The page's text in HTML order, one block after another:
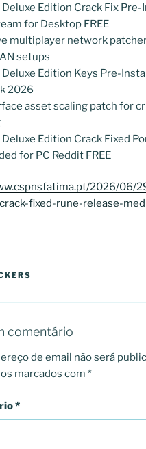
Edition Crack Fix Pre-
for Desktop FREE
multiplayer network
setups
Edition Keys Pre-
2026
asset scaling patch for
Edition Crack Fixed
for PC Reddit FREE
2026/06/
fixed-rune-release-
comentário
de email não será
marcados com *
*